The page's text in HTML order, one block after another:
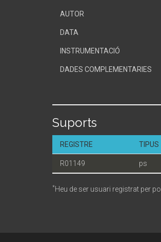
AUTOR
DATA
INSTRUMENTACIÓ
DADES COMPLEMENTARIES
Suports
REGISTRE TIPUS
R01149 ps
*Heu de ser usuari registrat per